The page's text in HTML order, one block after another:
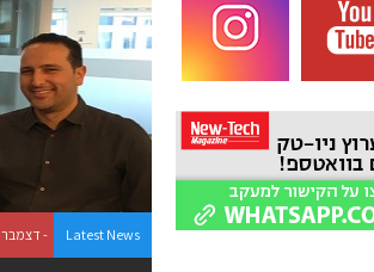
Latest News - דצמבר 28, 2015